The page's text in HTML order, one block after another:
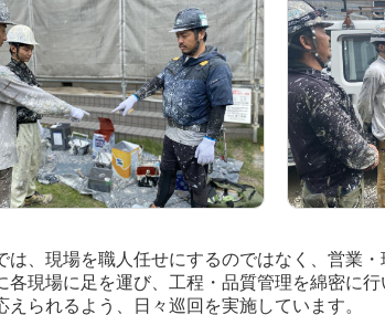
は、現場を職人任せにするのではなく、営業
各現場に足を運び、工程・品質管理を綿密に
えられるよう、日々巡回を実施しています。